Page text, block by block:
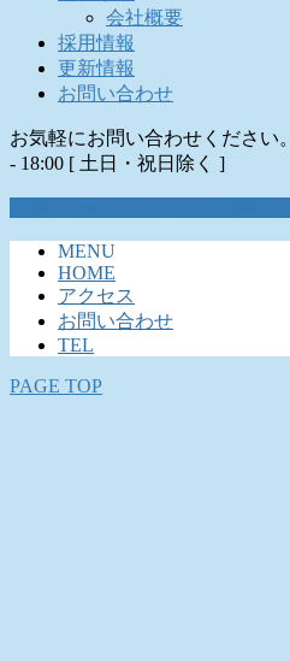
会社概要
採用情報
更新情報
お問い合わせ
お気軽にお問い合わせください。
- 18:00 [ 土日・祝日除く ]
MENU
HOME
アクセス
お問い合わせ
TEL
PAGE TOP